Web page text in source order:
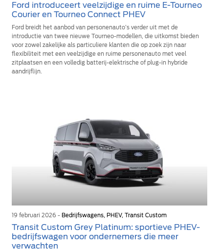
Ford introduceert veelzijdige en ruime E-Tourneo
Courier en Tourneo Connect PHEV
Ford breidt het aanbod van personenauto’s verder uit met de
introductie van twee nieuwe Tourneo-modellen, die uitkomst bieden
voor zowel zakelijke als particuliere klanten die op zoek zijn naar
flexibiliteit met een veelzijdige en ruime personenauto met veel
zitplaatsen en een volledig batterij-elektrische of plug-in hybride
aandrijflijn.
19 februari 2026 - Bedrijfswagens, PHEV, Transit Custom
Transit Custom Grey Platinum: sportieve PHEV-
bedrijfswagen voor ondernemers die meer
verwachten